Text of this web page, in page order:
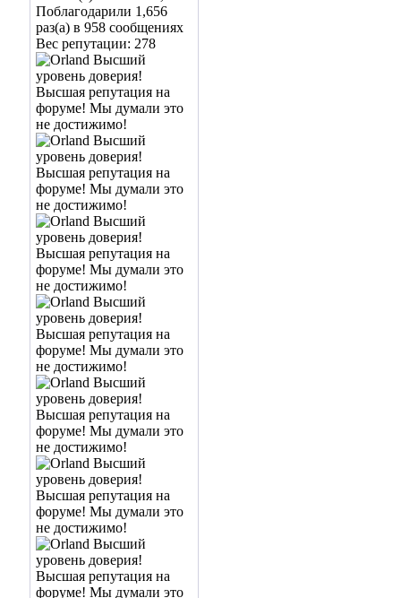
Поблагодарили 1,656
раз(а) в 958 сообщениях
Вес репутации: 278